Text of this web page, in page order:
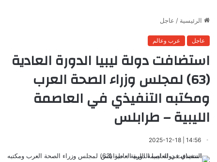
الرئيسية / عاجل
عاجل عرب وعالم
استضافت دولة ليبيا الدورة العادية
(63) لمجلس وزراء الصحة العرب
ومكتبه التنفيذي في العاصمة
الليبية – طرابلس